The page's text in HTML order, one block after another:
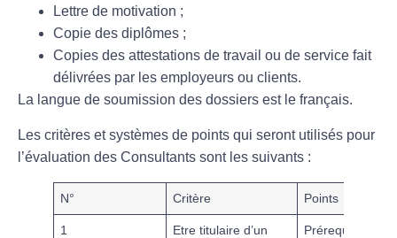
Lettre de motivation ;
Copie des diplômes ;
Copies des attestations de travail ou de service fait
délivrées par les employeurs ou clients.
La langue de soumission des dossiers est le français.
Les critères et systèmes de points qui seront utilisés pour
l’évaluation des Consultants sont les suivants :
N° Critère Points
1
Etre titulaire d’un
Prérequis